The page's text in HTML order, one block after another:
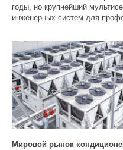
годы, но крупнейший
инженерных систем для
Мировой рынок